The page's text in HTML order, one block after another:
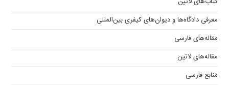
معرفی دادگاه‌ها و دیوان‌های کیفری ‌بین‌المللی
مقاله‌های فارسی
مقاله‌های لاتین
منابع فارسی